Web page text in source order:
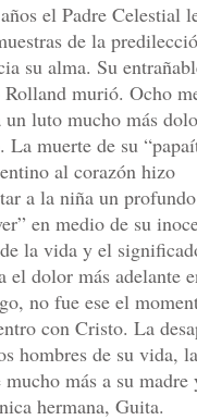
el Padre Celestial
de la
su alma. Su
murió. Ocho
un luto mucho más
La muerte de su
al corazón hizo
a la niña un
en medio de su
la vida y el
el dolor más adelante
no fue ese el
con Cristo. La
hombres de su vida,
mucho más a su madre
hermana, Guita.